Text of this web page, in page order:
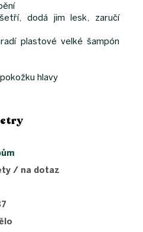
dodá jim lesk, zaručí
plastové velké šampón
hlavy
/ na dotaz